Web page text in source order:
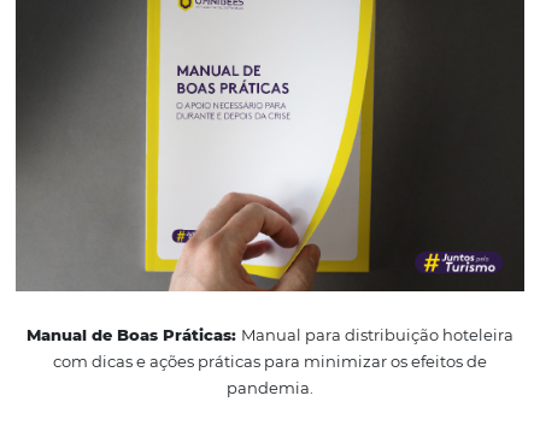
no Código Civil (art. 393), neste caso a pandemia de
valendo especialmente em casos de clientes idosos ou
grupos de risco. Além disso, recomenda-se às empresas
turismo em geral, que ofereçam flexibilidade e
negociação com o consumidor. Aos consumidores, que
busquem prudência, sugerindo que seja solicitado a
remarcação ao invés de cancelamento, indagando que,
crise no setor hoteleiro, bem como de aviação poderá
impactos futuros à economia.